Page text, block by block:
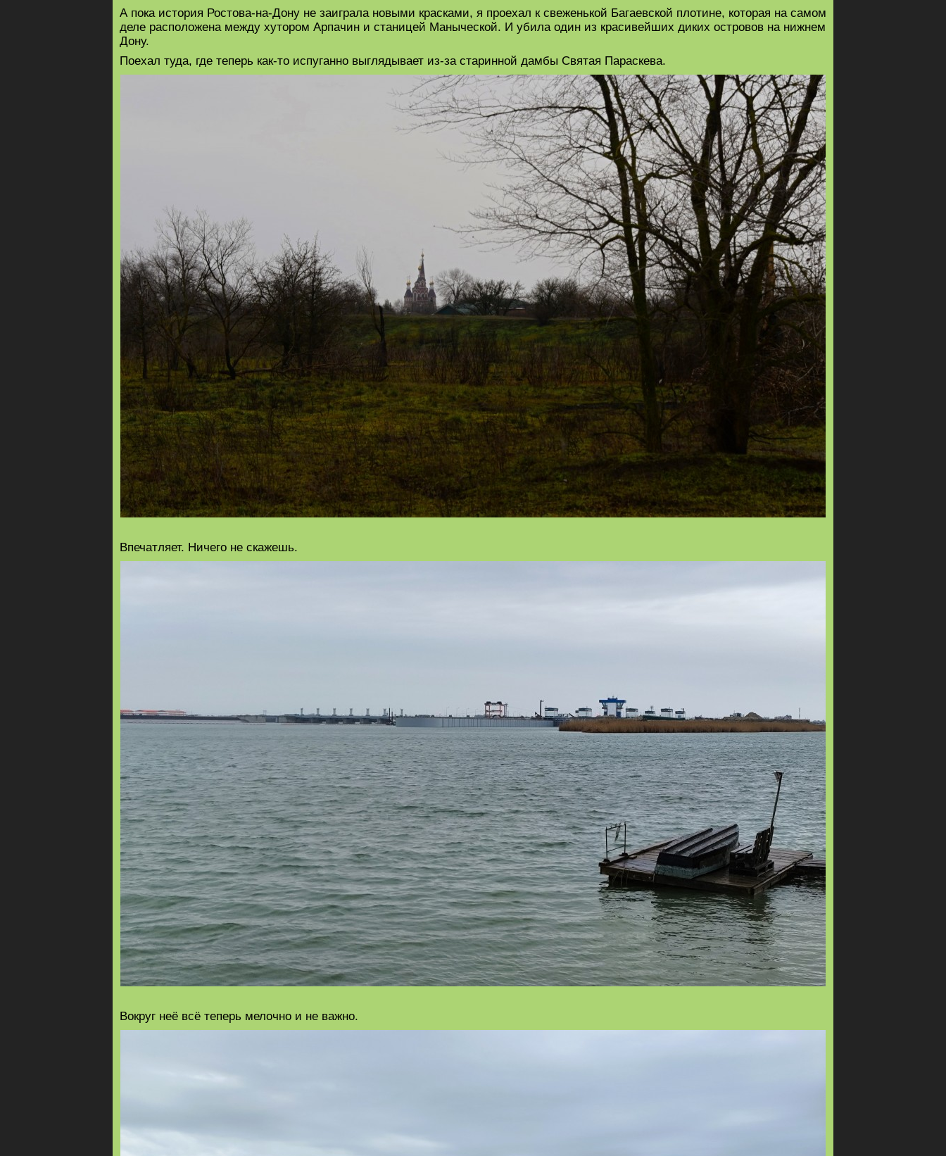
А пока история Ростова-на-Дону не заиграла новыми красками, я проехал к свеженькой Багаевской плотине, которая на самом
деле расположена между хутором Арпачин и станицей Маныческой. И убила один из красивейших диких островов на нижнем
Дону.
Поехал туда, где теперь как-то испуганно выглядывает из-за старинной дамбы Святая Параскева.
Впечатляет. Ничего не скажешь.
Вокруг неё всё теперь мелочно и не важно.